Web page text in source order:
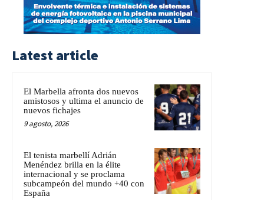
Latest article
El Marbella afronta dos nuevos
amistosos y ultima el anuncio de
nuevos fichajes
9 agosto, 2026
El tenista marbellí Adrián
Menéndez brilla en la élite
internacional y se proclama
subcampeón del mundo +40 con
España